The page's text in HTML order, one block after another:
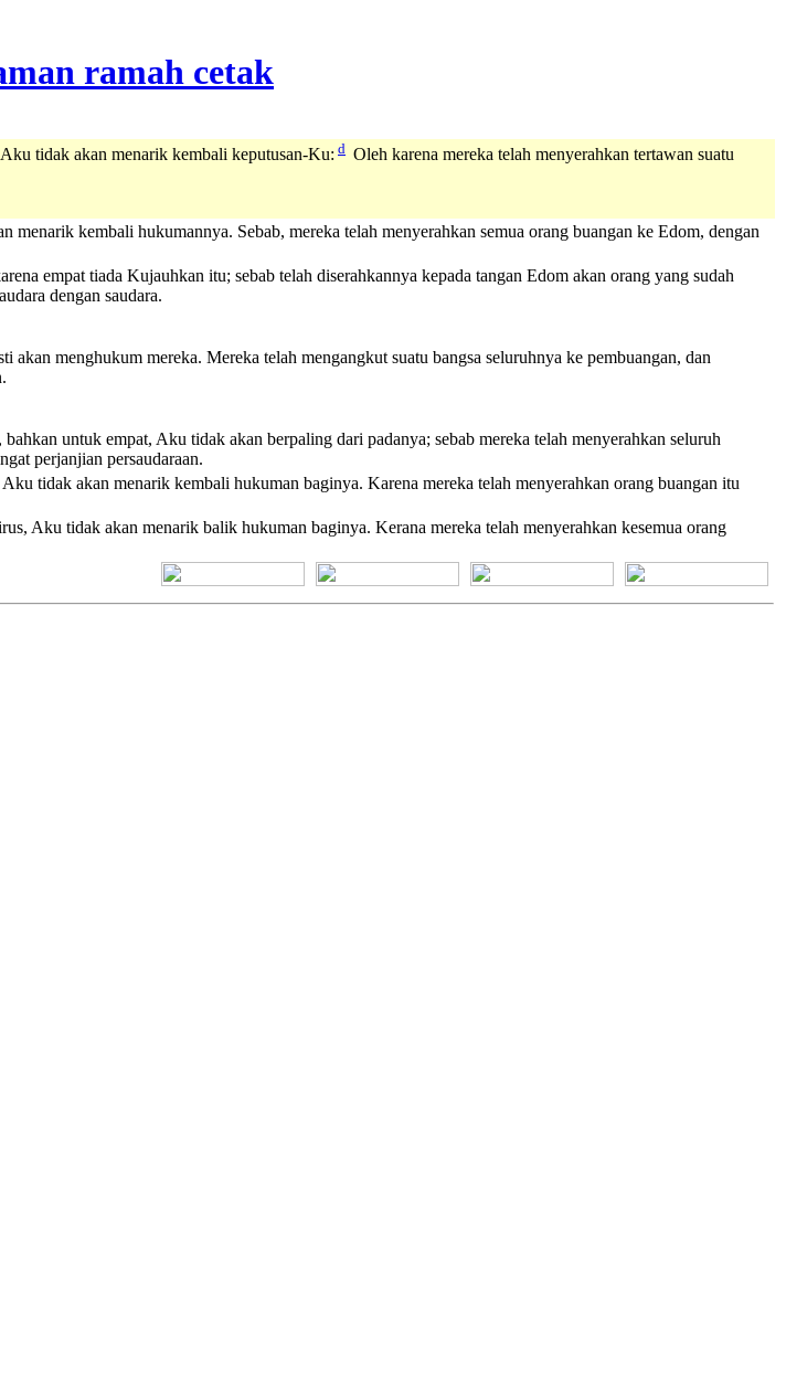
tidak akan menarik kembali keputusan-Ku: d Oleh karena mereka telah menyerahkan tertawan suatu
kembali hukumannya. Sebab, mereka telah menyerahkan semua orang buangan ke Edom, dengan
empat tiada Kujauhkan itu; sebab telah diserahkannya kepada tangan Edom akan orang yang sudah
dengan saudara.
menghukum mereka. Mereka telah mengangkut suatu bangsa seluruhnya ke pembuangan, dan
untuk empat, Aku tidak akan berpaling dari padanya; sebab mereka telah menyerahkan seluruh
perjanjian persaudaraan.
tidak akan menarik kembali hukuman baginya. Karena mereka telah menyerahkan orang buangan itu
Aku tidak akan menarik balik hukuman baginya. Kerana mereka telah menyerahkan kesemua orang